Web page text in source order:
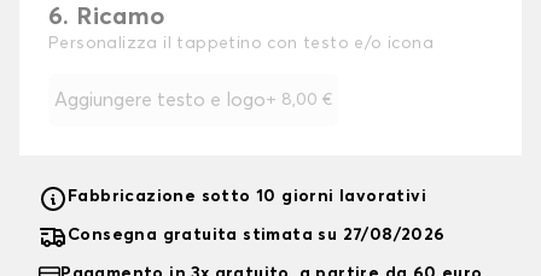
6. Ricamo
Personalizza il tappetino con testo e/o icona
Aggiungere testo e logo+ 8,00 €
Fabbricazione sotto 10 giorni lavorativi
Consegna gratuita stimata su 27/08/2026